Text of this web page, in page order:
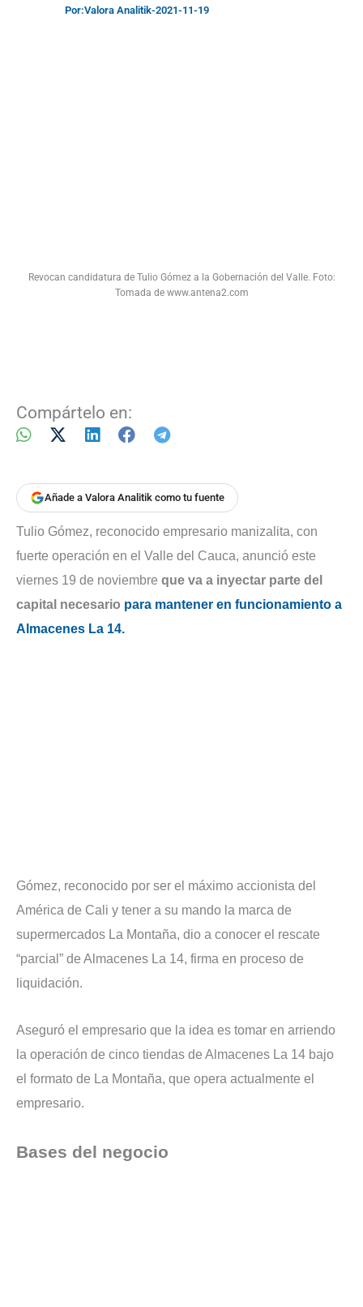
Por:Valora Analitik-2021-11-19
Revocan candidatura de Tulio Gómez a la Gobernación del Valle. Foto:
Tomada de www.antena2.com
Compártelo en:
Añade a Valora Analitik como tu fuente
Tulio Gómez, reconocido empresario manizalita, con
fuerte operación en el Valle del Cauca, anunció este
viernes 19 de noviembre que va a inyectar parte del
capital necesario para mantener en funcionamiento a
Almacenes La 14.
Gómez, reconocido por ser el máximo accionista del
América de Cali y tener a su mando la marca de
supermercados La Montaña, dio a conocer el rescate
“parcial” de Almacenes La 14, firma en proceso de
liquidación.
Aseguró el empresario que la idea es tomar en arriendo
la operación de cinco tiendas de Almacenes La 14 bajo
el formato de La Montaña, que opera actualmente el
empresario.
Bases del negocio